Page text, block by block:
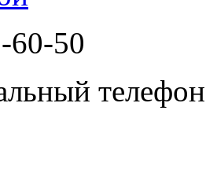
60-50
телефон